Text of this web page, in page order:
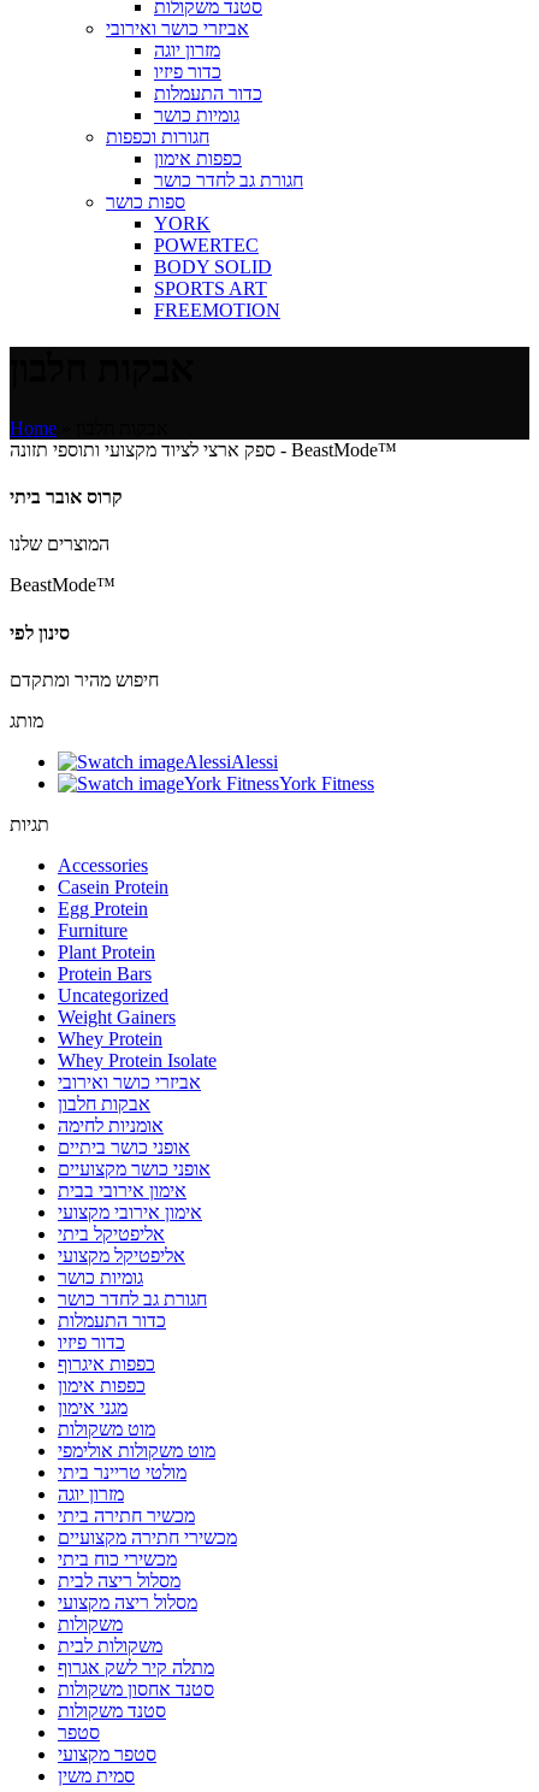
סטנד משקולות
אביזרי כושר ואירובי
מזרון יוגה
כדור פיזיו
כדור התעמלות
גומיות כושר
חגורות וכפפות
כפפות אימון
חגורת גב לחדר כושר
ספות כושר
YORK
POWERTEC
BODY SOLID
SPORTS ART
FREEMOTION
Home
ספק ארצי לציוד מקצועי ותוספי תזונה - BeastMode™
קרוס אובר ביתי
המוצרים שלנו
BeastMode™
סינון לפי
חיפוש מהיר ומתקדם
מותג
AlessiAlessi
York FitnessYork Fitness
תגיות
Accessories
Casein Protein
Egg Protein
Furniture
Plant Protein
Protein Bars
Uncategorized
Weight Gainers
Whey Protein
Whey Protein Isolate
אביזרי כושר ואירובי
אבקות חלבון
אומניות לחימה
אופני כושר ביתיים
אופני כושר מקצועיים
אימון אירובי בבית
אימון אירובי מקצועי
אליפטיקל ביתי
אליפטיקל מקצועי
גומיות כושר
חגורת גב לחדר כושר
כדור התעמלות
כדור פיזיו
כפפות איגרוף
כפפות אימון
מגני אימון
מוט משקולות
מוט משקולות אולימפי
מולטי טריינר ביתי
מזרון יוגה
מכשיר חתירה ביתי
מכשירי חתירה מקצועיים
מכשירי כוח ביתי
מסלול ריצה לבית
מסלול ריצה מקצועי
משקולות
משקולות לבית
מתלה קיר לשק אגרוף
סטנד אחסון משקולות
סטנד משקולות
סטפר
סטפר מקצועי
סמית משין